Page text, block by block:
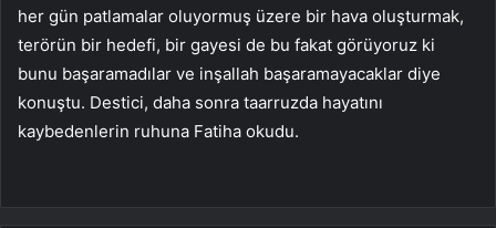
her gün patlamalar oluyormuş üzere bir hava oluşturmak,
terörün bir hedefi, bir gayesi de bu fakat görüyoruz ki
bunu başaramadılar ve inşallah başaramayacaklar diye
konuştu. Destici, daha sonra taarruzda hayatını
kaybedenlerin ruhuna Fatiha okudu.